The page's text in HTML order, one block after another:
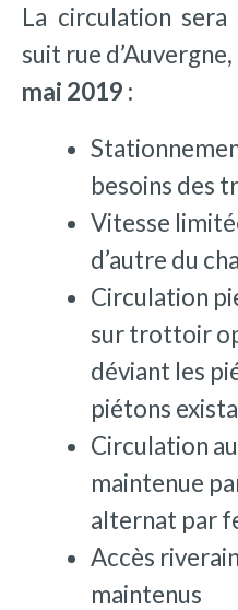
La circulation
suit rue d’Auvergne,
mai 2019 :
besoins des
Vitesse
d’autre du
Circulation
sur trottoir
déviant les
piétons
Circulation
maintenue
alternat par
Accès
maintenus